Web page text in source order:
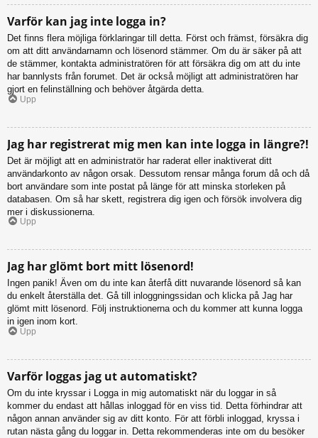
Varför kan jag inte logga in?
Det finns flera möjliga förklaringar till detta. Först och främst, försäkra dig
om att ditt användarnamn och lösenord stämmer. Om du är säker på att
de stämmer, kontakta administratören för att försäkra dig om att du inte
har bannlysts från forumet. Det är också möjligt att administratören har
gjort en felinställning och behöver åtgärda detta.
Upp
Jag har registrerat mig men kan inte logga in längre?!
Det är möjligt att en administratör har raderat eller inaktiverat ditt
användarkonto av någon orsak. Dessutom rensar många forum då och då
bort användare som inte postat på länge för att minska storleken på
databasen. Om så har skett, registrera dig igen och försök involvera dig
mer i diskussionerna.
Upp
Jag har glömt bort mitt lösenord!
Ingen panik! Även om du inte kan återfå ditt nuvarande lösenord så kan
du enkelt återställa det. Gå till inloggningssidan och klicka på Jag har
glömt mitt lösenord. Följ instruktionerna och du kommer att kunna logga
in igen inom kort.
Upp
Varför loggas jag ut automatiskt?
Om du inte kryssar i Logga in mig automatiskt när du loggar in så
kommer du endast att hållas inloggad för en viss tid. Detta förhindrar att
någon annan använder sig av ditt konto. För att förbli inloggad, kryssa i
rutan nästa gång du loggar in. Detta rekommenderas inte om du besöker